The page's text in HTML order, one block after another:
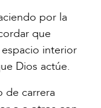
por la
que
interior
Dios actúe.
de carrera